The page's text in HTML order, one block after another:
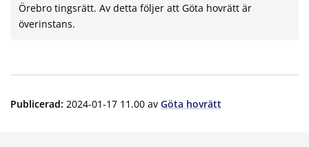
Örebro tingsrätt. Av detta följer att Göta hovrätt är
överinstans.
Publicerad: 2024-01-17 11.00 av Göta hovrätt